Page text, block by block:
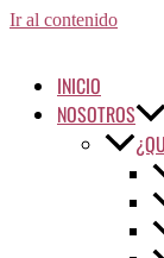
Ir al contenido
INICIO
NOSOTROS